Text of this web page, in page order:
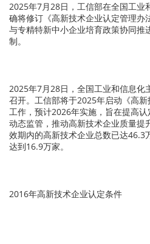
2025年7月28日，工信部在全国工业
确将修订《高新技术企业认定管理办
与专精特新中小企业培育政策协同推
制。
2025年7月28日，全国工业和信息化
召开。工信部将于2025年启动《高
工作，预计2026年实施，旨在提高
动态监管，推动高新技术企业质量提
效期内的高新技术企业总数已达46.3
达到16.9万家。
2016年高新技术企业认定条件